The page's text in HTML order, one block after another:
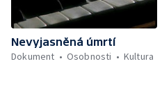
Nevyjasněná úmrtí
Dokument
Osobnosti Kultura